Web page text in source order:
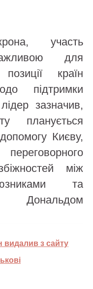
участь
для
країн
підтримки
зазначив,
планується
Києву,
між
та
Дональдом
видалив з сайту